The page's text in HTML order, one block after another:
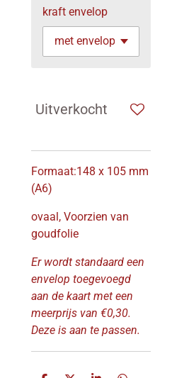
kraft envelop
Uitverkocht
Formaat:148 x 105 mm
(A6)
ovaal, Voorzien van
goudfolie
Er wordt standaard een
envelop toegevoegd
aan de kaart met een
meerprijs van €0,30.
Deze is aan te passen.